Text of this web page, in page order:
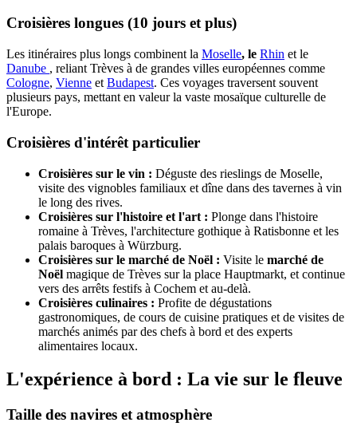
Croisières longues (10 jours et plus)
Les itinéraires plus longs combinent la Moselle, le Rhin et le
Danube , reliant Trèves à de grandes villes européennes comme
Cologne, Vienne et Budapest. Ces voyages traversent souvent
plusieurs pays, mettant en valeur la vaste mosaïque culturelle de
l'Europe.
Croisières d'intérêt particulier
Croisières sur le vin : Déguste des rieslings de Moselle,
visite des vignobles familiaux et dîne dans des tavernes à vin
le long des rives.
Croisières sur l'histoire et l'art : Plonge dans l'histoire
romaine à Trèves, l'architecture gothique à Ratisbonne et les
palais baroques à Würzburg.
Croisières sur le marché de Noël : Visite le marché de
Noël magique de Trèves sur la place Hauptmarkt, et continue
vers des arrêts festifs à Cochem et au-delà.
Croisières culinaires : Profite de dégustations
gastronomiques, de cours de cuisine pratiques et de visites de
marchés animés par des chefs à bord et des experts
alimentaires locaux.
L'expérience à bord : La vie sur le fleuve
Taille des navires et atmosphère